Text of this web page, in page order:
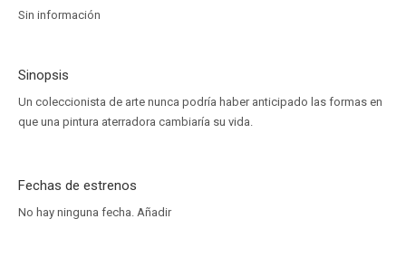
Sin información
Sinopsis
Un coleccionista de arte nunca podría haber anticipado las formas en
que una pintura aterradora cambiaría su vida.
Fechas de estrenos
No hay ninguna fecha. Añadir